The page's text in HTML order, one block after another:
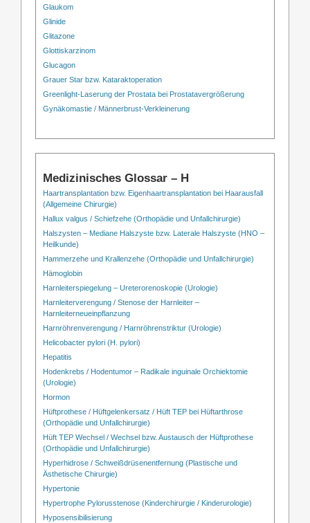
Glaukom
Glinide
Glitazone
Glottiskarzinom
Glucagon
Grauer Star bzw. Kataraktoperation
Greenlight-Laserung der Prostata bei Prostatavergrößerung
Gynäkomastie / Männerbrust-Verkleinerung
Medizinisches Glossar – H
Haartransplantation bzw. Eigenhaartransplantation bei Haarausfall
(Allgemeine Chirurgie)
Hallux valgus / Schiefzehe (Orthopädie und Unfallchirurgie)
Halszysten – Mediane Halszyste bzw. Laterale Halszyste (HNO –
Heilkunde)
Hammerzehe und Krallenzehe (Orthopädie und Unfallchirurgie)
Hämoglobin
Harnleiterspiegelung – Ureterorenoskopie (Urologie)
Harnleiterverengung / Stenose der Harnleiter –
Harnleiterneueinpflanzung
Harnröhrenverengung / Harnröhrenstriktur (Urologie)
Helicobacter pylori (H. pylori)
Hepatitis
Hodenkrebs / Hodentumor – Radikale inguinale Orchiektomie
(Urologie)
Hormon
Hüftprothese / Hüftgelenkersatz / Hüft TEP bei Hüftarthrose
(Orthopädie und Unfallchirurgie)
Hüft TEP Wechsel / Wechsel bzw. Austausch der Hüftprothese
(Orthopädie und Unfallchirurgie)
Hyperhidrose / Schweißdrüsenentfernung (Plastische und
Ästhetische Chirurgie)
Hypertonie
Hypertrophe Pylorusstenose (Kinderchirurgie / Kinderurologie)
Hyposensibilisierung